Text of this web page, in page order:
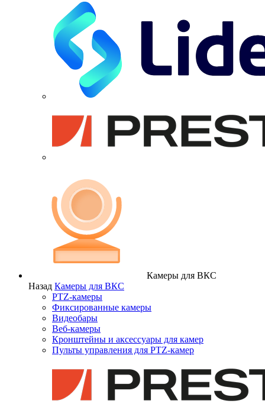
Камеры для ВКС
Назад Камеры для ВКС
PTZ-камеры
Фиксированные камеры
Видеобары
Веб-камеры
Кронштейны и аксессуары для камер
Пульты управления для PTZ-камер